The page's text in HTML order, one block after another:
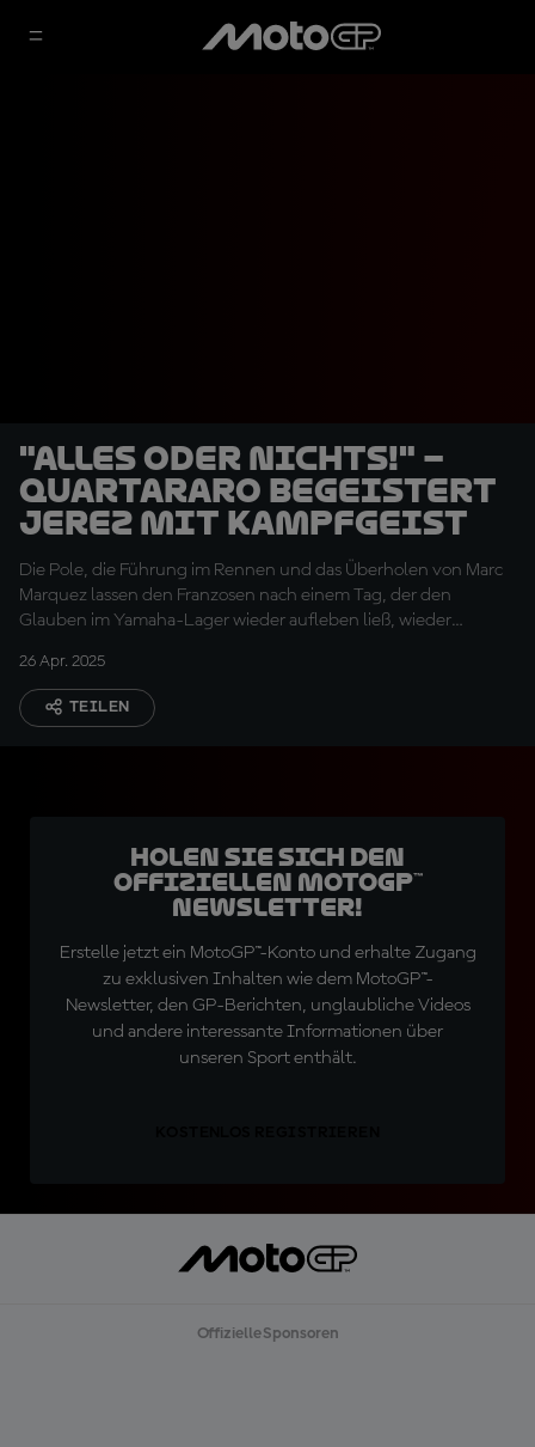
"Alles oder nichts!" –
Quartararo begeistert
Jerez mit Kampfgeist
Die Pole, die Führung im Rennen und das Überholen von Marc
Marquez lassen den Franzosen nach einem Tag, der den
Glauben im Yamaha-Lager wieder aufleben ließ, wieder
26 Apr. 2025
TEILEN
Holen Sie sich den
offiziellen MotoGP™
Newsletter!
Erstelle jetzt ein MotoGP™-Konto und erhalte Zugang
zu exklusiven Inhalten wie dem MotoGP™-
Newsletter, den GP-Berichten, unglaubliche Videos
und andere interessante Informationen über
unseren Sport enthält.
Offizielle Sponsoren